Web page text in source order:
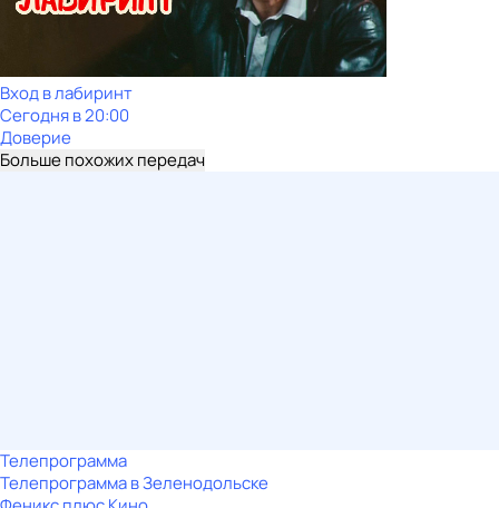
Вход в лабиринт
Сегодня в 20:00
Доверие
Больше похожих передач
Телепрограмма
Телепрограмма в Зеленодольске